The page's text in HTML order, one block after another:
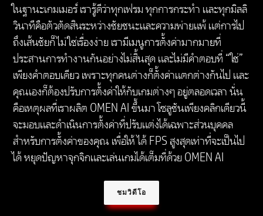
ในฐานะเกมเมอร์ เรารู้ดีว่าทุกเฟรม ทุกการกระทำ และทุกมิลลิ
วินาทีคือตัวตัดสินระหว่างชัยชนะและความพ่ายแพ้ แต่การไป
ถึงเส้นชัยก็ไม่ใช่เรื่องง่าย เรามีเมนูการตั้งค่ามากมายที่
ประสานการทำงานกันอย่างไม่สิ้นสุด และไม่มีคำตอบที่ “ใช่”
เพียงคำตอบเดียว เพราะทุกคนต่างก็ตั้งค่าแตกต่างกันไป และ
คุณเองก็ต้องปรับการตั้งค่าให้กับเกมต่างๆ อยู่ตลอดเวลา นั่น
คือเหตุผลที่เราผลิต OMEN AI ขึ้นมา โซลูชันเพียงคลิกเดียวนี้
จะมอบและดำเนินการตั้งค่าที่ปรับแต่งได้เฉพาะส่วนบุคคล
สำหรับการตั้งค่าของคุณ เพื่อให้ได้ FPS สูงสุดเท่าที่จะเป็นไป
ได้ หยุดปัญหาจุกจิกและเล่นเกมได้เต็มที่ด้วย OMEN AI
ชมวิดีโอ